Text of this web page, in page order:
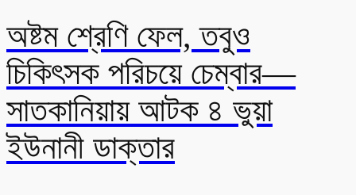
অষ্টম শ্রেণি ফেল, তবুও
চিকিৎসক পরিচয়ে চেম্বার—
সাতকানিয়ায় আটক ৪ ভুয়া
ইউনানী ডাক্তার